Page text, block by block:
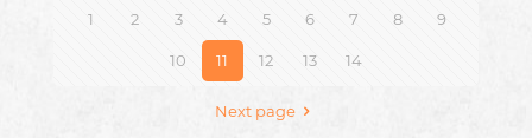
1 2 3 4 5 6 7 8 9
10 11 12 13 14
Next page